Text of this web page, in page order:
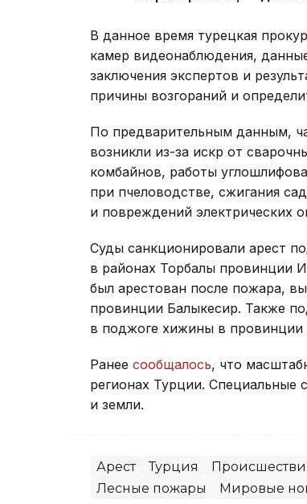
В данное время турецкая
камер видеонаблюдения,
заключения экспертов и
причины возгораний и
По предварительным данным,
возникли из-за искр от
комбайнов, работы
при пчеловодстве, сжигания
и повреждений электрических
Суды санкционировали арест
в районах Торбалы провинции
был арестован после пожара,
провинции Балыкесир. Также
в поджоге хижины в
Ранее сообщалось, что
регионах Турции. Специальные
и земли.
Арест Турция
Лесные пожары
Мировые